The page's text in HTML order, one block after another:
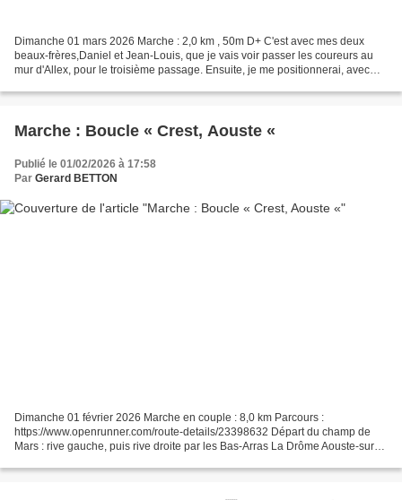
Dimanche 01 mars 2026 Marche : 2,0 km , 50m D+ C'est avec mes deux
beaux-frères,Daniel et Jean-Louis, que je vais voir passer les coureurs au
mur d'Allex, pour le troisième passage. Ensuite, je me positionnerai, avec
Marche : Boucle « Crest, Aouste «
Publié le 01/02/2026 à 17:58
Par Gerard BETTON
Dimanche 01 février 2026 Marche en couple : 8,0 km Parcours :
https://www.openrunner.com/route-details/23398632 Départ du champ de
Mars : rive gauche, puis rive droite par les Bas-Arras La Drôme Aouste-sur-